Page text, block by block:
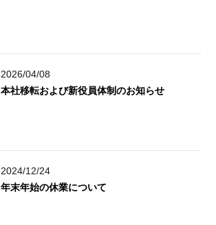
2026/04/08
本社移転および新役員体制のお知らせ
2024/12/24
年末年始の休業について